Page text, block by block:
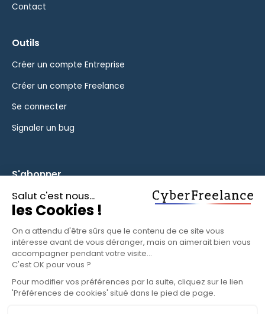
Contact
Outils
Créer un compte Entreprise
Créer un compte Freelance
Se connecter
Signaler un bug
S'abonner
Inscrivez-vous à notre newsletter pour rester informé des
fonctionnalités et des nouveautés.
S'ABONNER